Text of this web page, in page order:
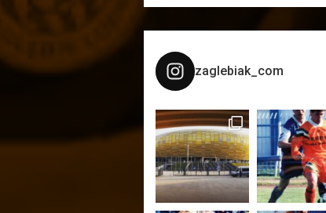
zaglebiak_com